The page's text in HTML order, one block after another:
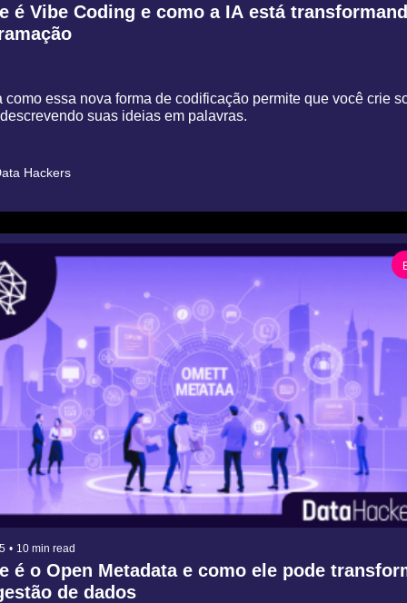
é Vibe Coding e como a IA está
como essa nova forma de codificação permite que você crie
suas ideias em palavras.
Hackers
• 10 min read
é o Open Metadata e como ele pode
de dados